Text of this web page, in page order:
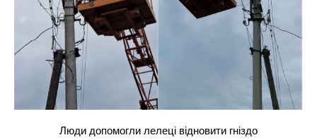
Люди допомогли лелеці відновити гніздо